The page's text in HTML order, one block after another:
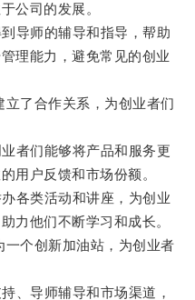
公司的发展。
师的辅导和指导，帮助
理能力，避免常见的创业
了合作关系，为创业者们
们能够将产品和服务更
用户反馈和市场份额。
类活动和讲座，为创业
力他们不断学习和成长。
个创新加油站，为创业者
导师辅导和市场渠道，